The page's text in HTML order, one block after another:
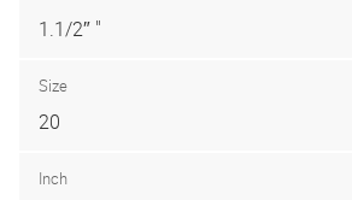
1.1/2″ "
Size
20
Inch